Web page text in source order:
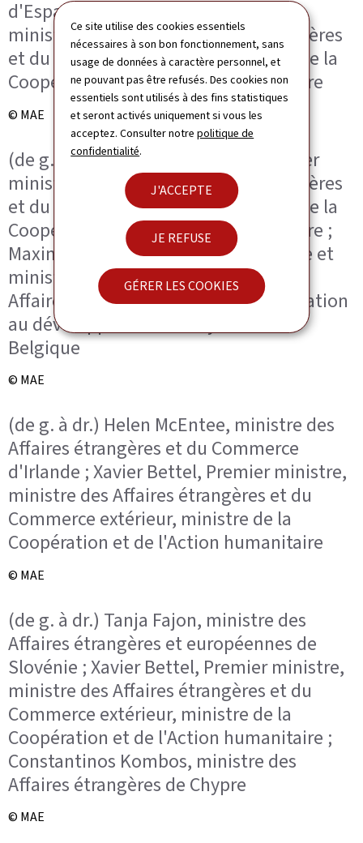
Ce site utilise des cookies essentiels
nécessaires à son bon fonctionnement, sans
usage de données à caractère personnel, et
ne pouvant pas être refusés. Des cookies non
essentiels sont utilisés à des fins statistiques
et seront activés uniquement si vous les
acceptez. Consulter notrepolitique de
confidentialité.
J'ACCEPTE
JE REFUSE
GÉRER LES COOKIES
d'Espagne ; Xavier Bettel, Premier
ministre, ministre des Affaires étrangères
et du Commerce extérieur, ministre de la
Coopération et de l'Action humanitaire
© MAE
(de g. à dr.) Xavier Bettel, Vice-Premier
ministre, ministre des Affaires étrangères
et du Commerce extérieur, ministre de la
Coopération et de l'Action humanitaire ;
Maxime Prévot, Vice-Premier ministre et
ministre des Affaires étrangères, des
Affaires européennes et de la Coopération
au développement du royaume de
Belgique
© MAE
(de g. à dr.) Helen McEntee, ministre des
Affaires étrangères et du Commerce
d'Irlande ; Xavier Bettel, Premier ministre,
ministre des Affaires étrangères et du
Commerce extérieur, ministre de la
Coopération et de l'Action humanitaire
© MAE
(de g. à dr.) Tanja Fajon, ministre des
Affaires étrangères et européennes de
Slovénie ; Xavier Bettel, Premier ministre,
ministre des Affaires étrangères et du
Commerce extérieur, ministre de la
Coopération et de l'Action humanitaire ;
Constantinos Kombos, ministre des
Affaires étrangères de Chypre
© MAE